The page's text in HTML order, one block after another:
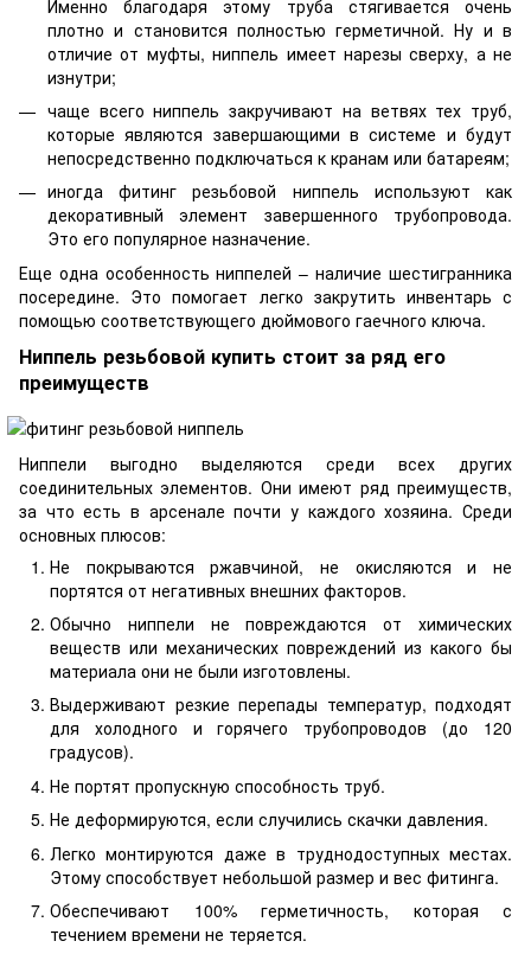
Именно благодаря этому труба стягивается очень
плотно и становится полностью герметичной. Ну и в
отличие от муфты, ниппель имеет нарезы сверху, а не
изнутри;
чаще всего ниппель закручивают на ветвях тех труб,
которые являются завершающими в системе и будут
непосредственно подключаться к кранам или батареям;
иногда фитинг резьбовой ниппель используют как
декоративный элемент завершенного трубопровода.
Это его популярное назначение.
Еще одна особенность ниппелей – наличие шестигранника
посередине. Это помогает легко закрутить инвентарь с
помощью соответствующего дюймового гаечного ключа.
Ниппель резьбовой купить стоит за ряд его
преимуществ
Ниппели выгодно выделяются среди всех других
соединительных элементов. Они имеют ряд преимуществ,
за что есть в арсенале почти у каждого хозяина. Среди
основных плюсов:
Не покрываются ржавчиной, не окисляются и не
портятся от негативных внешних факторов.
Обычно ниппели не повреждаются от химических
веществ или механических повреждений из какого бы
материала они не были изготовлены.
Выдерживают резкие перепады температур, подходят
для холодного и горячего трубопроводов (до 120
градусов).
Не портят пропускную способность труб.
Не деформируются, если случились скачки давления.
Легко монтируются даже в труднодоступных местах.
Этому способствует небольшой размер и вес фитинга.
Обеспечивают 100% герметичность, которая с
течением времени не теряется.